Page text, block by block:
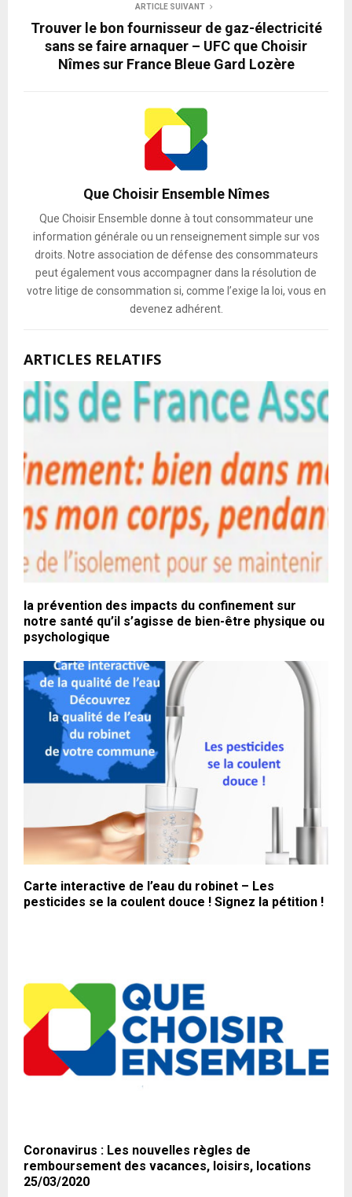
ARTICLE SUIVANT
Trouver le bon fournisseur de gaz-électricité
sans se faire arnaquer – UFC que Choisir
Nîmes sur France Bleue Gard Lozère
Que Choisir Ensemble Nîmes
Que Choisir Ensemble donne à tout consommateur une
information générale ou un renseignement simple sur vos
droits. Notre association de défense des consommateurs
peut également vous accompagner dans la résolution de
votre litige de consommation si, comme l’exige la loi, vous en
devenez adhérent.
ARTICLES RELATIFS
la prévention des impacts du confinement sur
notre santé qu’il s’agisse de bien-être physique ou
psychologique
Carte interactive de l’eau du robinet – Les
pesticides se la coulent douce ! Signez la pétition !
Coronavirus : Les nouvelles règles de
remboursement des vacances, loisirs, locations
25/03/2020